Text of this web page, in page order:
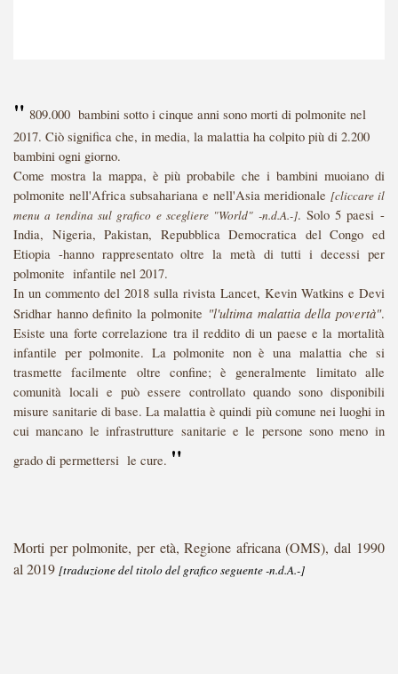
" 809.000 bambini sotto i cinque anni sono morti di polmonite nel
2017. Ciò significa che, in media, la malattia ha colpito più di 2.200
bambini ogni giorno.
Come mostra la mappa, è più probabile che i bambini muoiano di
polmonite nell'Africa subsahariana e nell'Asia meridionale [cliccare il
menu a tendina sul grafico e scegliere "World" -n.d.A.-]. Solo 5 paesi -
India, Nigeria, Pakistan, Repubblica Democratica del Congo ed
Etiopia -hanno rappresentato oltre la metà di tutti i decessi per
polmonite infantile nel 2017.
In un commento del 2018 sulla rivista Lancet, Kevin Watkins e Devi
Sridhar hanno definito la polmonite "l'ultima malattia della povertà".
Esiste una forte correlazione tra il reddito di un paese e la mortalità
infantile per polmonite. La polmonite non è una malattia che si
trasmette facilmente oltre confine; è generalmente limitato alle
comunità locali e può essere controllato quando sono disponibili
misure sanitarie di base. La malattia è quindi più comune nei luoghi in
cui mancano le infrastrutture sanitarie e le persone sono meno in
grado di permettersi le cure. "
Morti per polmonite, per età, Regione africana (OMS), dal 1990
al 2019 [traduzione del titolo del grafico seguente -n.d.A.-]